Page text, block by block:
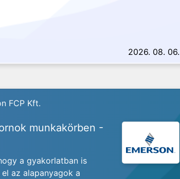
2026. 08. 06.
FCP Kft.
munkakörben -
a gyakorlatban is
az alapanyagok a